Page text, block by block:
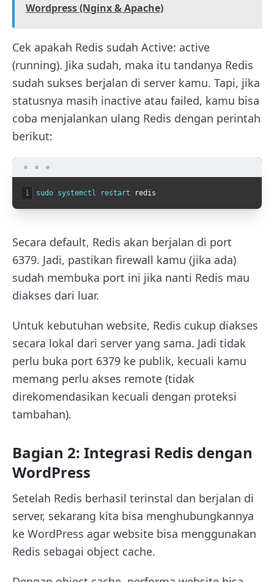
Wordpress (Nginx & Apache)
Cek apakah Redis sudah Active: active
(running). Jika sudah, maka itu tandanya Redis
sudah sukses berjalan di server kamu. Tapi, jika
statusnya masih inactive atau failed, kamu bisa
coba menjalankan ulang Redis dengan perintah
berikut:
1 sudo systemctl restart redis
Secara default, Redis akan berjalan di port
6379. Jadi, pastikan firewall kamu (jika ada)
sudah membuka port ini jika nanti Redis mau
diakses dari luar.
Untuk kebutuhan website, Redis cukup diakses
secara lokal dari server yang sama. Jadi tidak
perlu buka port 6379 ke publik, kecuali kamu
memang perlu akses remote (tidak
direkomendasikan kecuali dengan proteksi
tambahan).
Bagian 2: Integrasi Redis dengan
WordPress
Setelah Redis berhasil terinstal dan berjalan di
server, sekarang kita bisa menghubungkannya
ke WordPress agar website bisa menggunakan
Redis sebagai object cache.